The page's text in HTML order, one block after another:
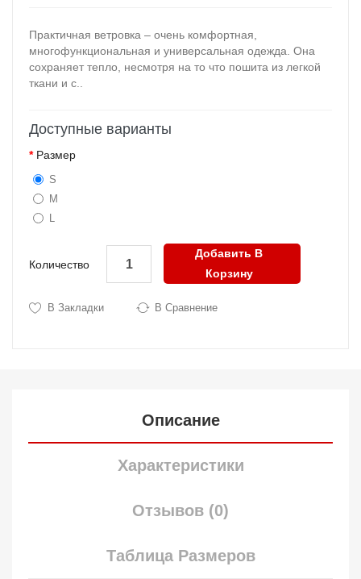
Практичная ветровка – очень комфортная,
многофункциональная и универсальная одежда. Она
сохраняет тепло, несмотря на то что пошита из легкой
ткани и с..
Доступные варианты
Размер
S
M
L
Количество
Добавить В
Корзину
В Закладки В Сравнение
Описание
Характеристики
Отзывов (0)
Таблица Размеров